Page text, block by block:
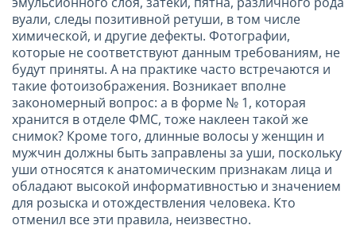
вуали, следы позитивной ретуши, в том числе
химической, и другие дефекты. Фотографии,
которые не соответствуют данным требованиям, не
будут приняты. А на практике часто встречаются и
такие фотоизображения. Возникает вполне
закономерный вопрос: а в форме № 1, которая
хранится в отделе ФМС, тоже наклеен такой же
снимок? Кроме того, длинные волосы у женщин и
мужчин должны быть заправлены за уши, поскольку
уши относятся к анатомическим признакам лица и
обладают высокой информативностью и значением
для розыска и отождествления человека. Кто
отменил все эти правила, неизвестно.